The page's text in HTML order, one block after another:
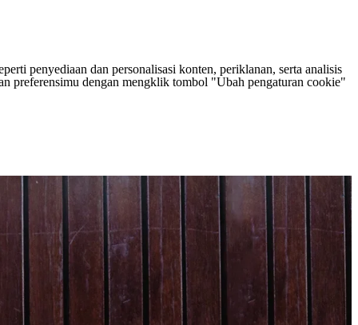
penyediaan dan personalisasi konten, periklanan, serta analisis
preferensimu dengan mengklik tombol "Ubah pengaturan cookie"